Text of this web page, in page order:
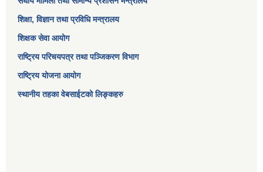
शिक्षा, विज्ञान तथा प्रविधि मन्त्रालय
शिक्षक सेवा आयोग
राष्ट्रिय परिचयपत्र तथा पञ्जिकरण विभाग
राष्ट्रिय योजना आयोग
स्थानीय तहका वेबसाईटको लिङ्कहरु